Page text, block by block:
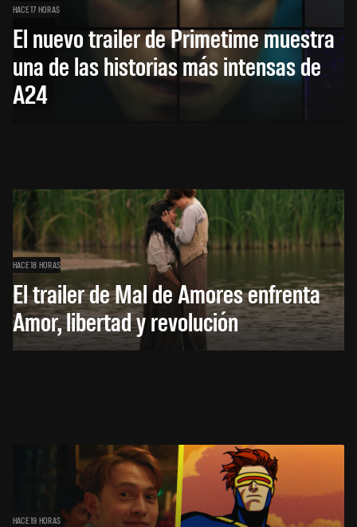
HACE 17 HORAS
El nuevo trailer de Primetime muestra
una de las historias más intensas de
A24
HACE 18 HORAS
El trailer de Mal de Amores enfrenta
Amor, libertad y revolución
HACE 19 HORAS